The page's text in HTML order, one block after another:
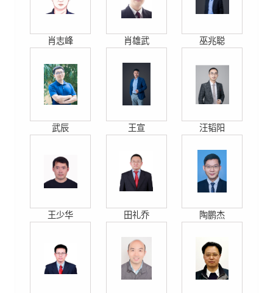
肖志峰 肖雄武 巫兆聪
武辰 王宣 汪韬阳
王少华 田礼乔 陶鹏杰